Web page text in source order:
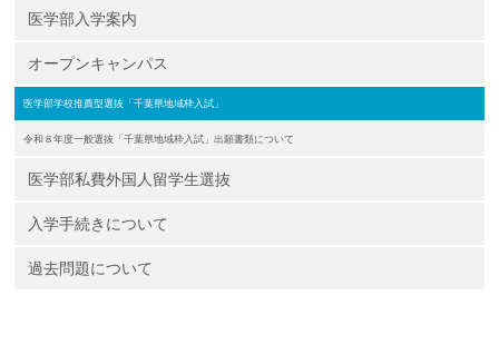
医学部入学案内
オープンキャンパス
医学部学校推薦型選抜「千葉県地域枠入試」
令和８年度一般選抜「千葉県地域枠入試」出願書類について
医学部私費外国人留学生選抜
入学手続きについて
過去問題について